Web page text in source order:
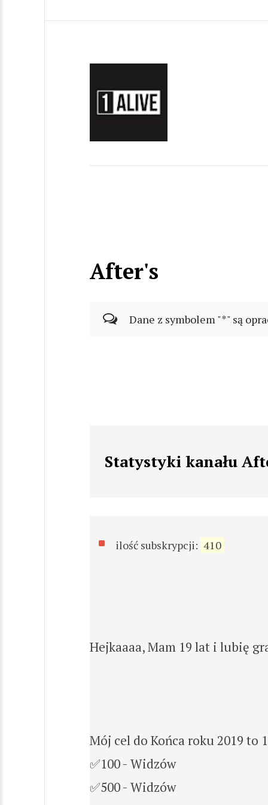
After's
Dane z symbolem "*" są
Statystyki kanału
ilość subskrypcji: 410
Hejkaaaa, Mam 19 lat i lubię
Mój cel do Końca roku 2019 to
✅100 - Widzów
✅500 - Widzów